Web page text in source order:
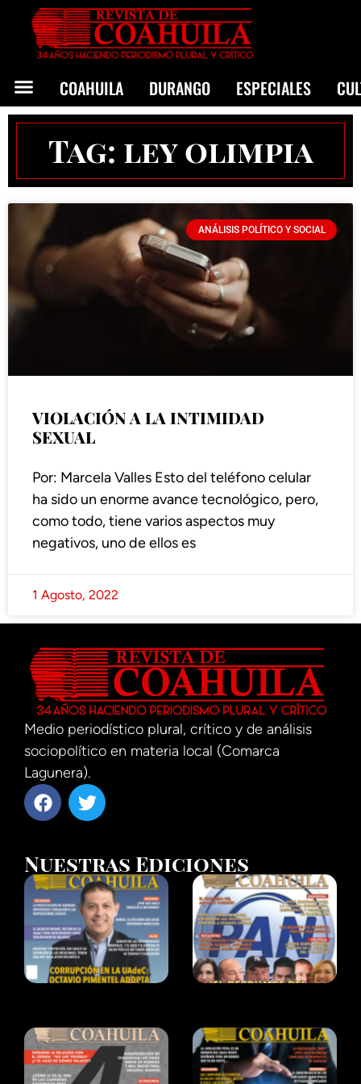
COAHUILA DURANGO ESPECIALES
Tag: ley olimpia
ANÁLISIS POLÍTICO Y SOCIAL
VIOLACIÓN A LA INTIMIDAD
SEXUAL
Por: Marcela Valles Esto del teléfono celular
ha sido un enorme avance tecnológico, pero,
como todo, tiene varios aspectos muy
negativos, uno de ellos es
1 Agosto, 2022
Medio periodístico plural, crítico y de análisis
sociopolítico en materia local (Comarca
Lagunera).
Nuestras Ediciones